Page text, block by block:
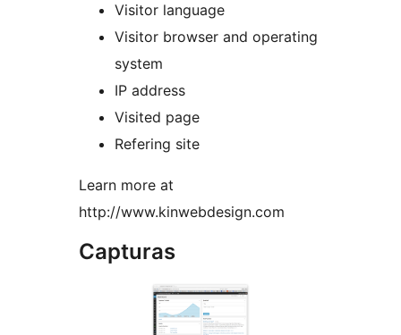
Visitor language
Visitor browser and operating
system
IP address
Visited page
Refering site
Learn more at
http://www.kinwebdesign.com
Capturas